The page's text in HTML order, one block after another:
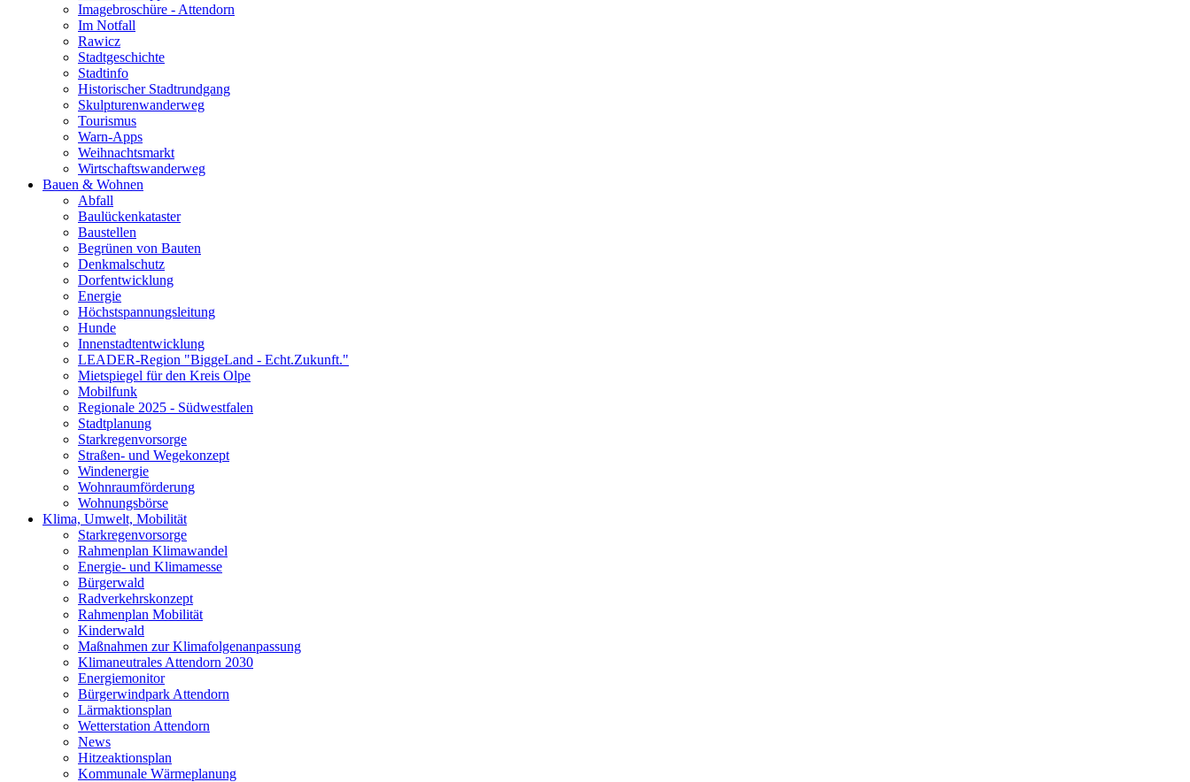
Imagebroschüre - Attendorn
Im Notfall
Rawicz
Stadtgeschichte
Stadtinfo
Historischer Stadtrundgang
Skulpturenwanderweg
Tourismus
Warn-Apps
Weihnachtsmarkt
Wirtschaftswanderweg
Bauen & Wohnen
Abfall
Baulückenkataster
Baustellen
Begrünen von Bauten
Denkmalschutz
Dorfentwicklung
Energie
Höchstspannungsleitung
Hunde
Innenstadtentwicklung
LEADER-Region "BiggeLand - Echt.Zukunft."
Mietspiegel für den Kreis Olpe
Mobilfunk
Regionale 2025 - Südwestfalen
Stadtplanung
Starkregenvorsorge
Straßen- und Wegekonzept
Windenergie
Wohnraumförderung
Wohnungsbörse
Klima, Umwelt, Mobilität
Starkregenvorsorge
Rahmenplan Klimawandel
Energie- und Klimamesse
Bürgerwald
Radverkehrskonzept
Rahmenplan Mobilität
Kinderwald
Maßnahmen zur Klimafolgenanpassung
Klimaneutrales Attendorn 2030
Energiemonitor
Bürgerwindpark Attendorn
Lärmaktionsplan
Wetterstation Attendorn
News
Hitzeaktionsplan
Kommunale Wärmeplanung